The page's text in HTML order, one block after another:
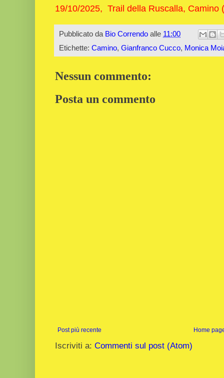
19/10/2025, Trail della Ruscalla, Camino
Pubblicato da Bio Correndo alle 11:00
Etichette: Camino, Gianfranco Cucco, Monica
Nessun commento:
Posta un commento
Post più recente Home
Iscriviti a: Commenti sul post (Atom)